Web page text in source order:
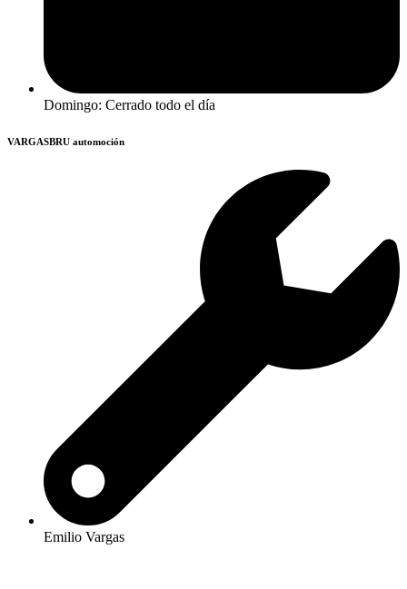
Domingo: Cerrado todo el día
VARGASBRU automoción
Emilio Vargas